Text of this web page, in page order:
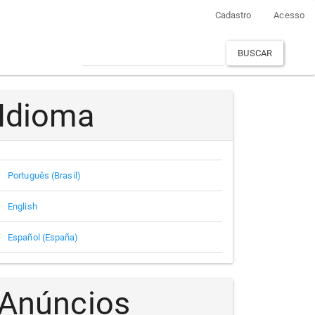
Cadastro Acesso
BUSCAR
Idioma
Português (Brasil)
English
Español (España)